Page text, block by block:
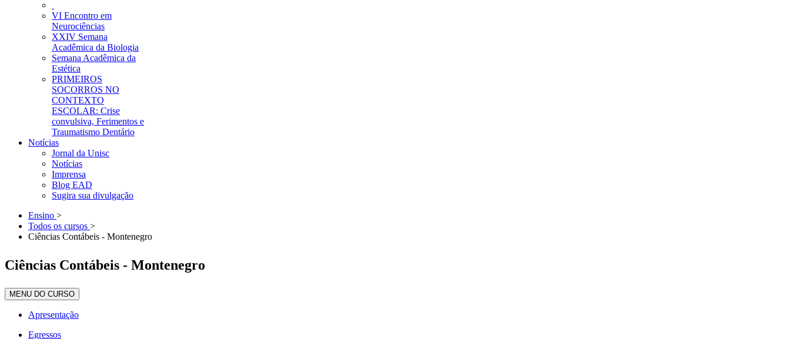
VI Encontro em
Neurociências
XXIV Semana
Acadêmica da Biologia
Semana Acadêmica da
Estética
PRIMEIROS
SOCORROS NO
CONTEXTO
ESCOLAR: Crise
convulsiva, Ferimentos e
Traumatismo Dentário
Notícias
Jornal da Unisc
Notícias
Imprensa
Blog EAD
Sugira sua divulgação
Ensino >
Todos os cursos >
Ciências Contábeis - Montenegro
Ciências Contábeis - Montenegro
MENU DO CURSO
Apresentação
Egressos